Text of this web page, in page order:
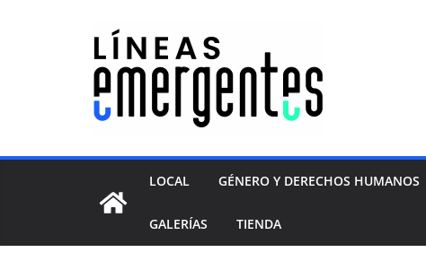
LOCAL GÉNERO Y DERECHOS HUMANOS
GALERÍAS TIENDA